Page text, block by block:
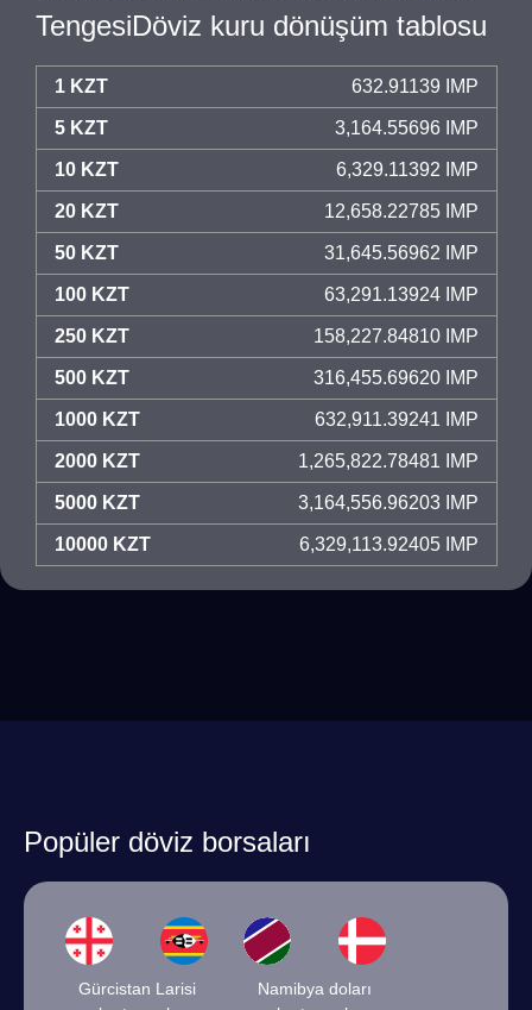
TengesiDöviz kuru dönüşüm tablosu
1 KZT 632.91139 IMP
5 KZT 3,164.55696 IMP
10 KZT 6,329.11392 IMP
20 KZT 12,658.22785 IMP
50 KZT 31,645.56962 IMP
100 KZT 63,291.13924 IMP
250 KZT 158,227.84810 IMP
500 KZT 316,455.69620 IMP
1000 KZT 632,911.39241 IMP
2000 KZT 1,265,822.78481 IMP
5000 KZT 3,164,556.96203 IMP
10000 KZT 6,329,113.92405 IMP
Popüler döviz borsaları
Gürcistan Larisi
Namibya doları